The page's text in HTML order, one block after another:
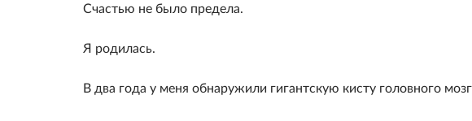
Счастью не было предела.
Я родилась.
В два года у меня обнаружили гигантскую кисту головного